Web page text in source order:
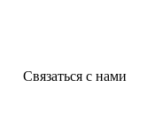
Связаться с нами